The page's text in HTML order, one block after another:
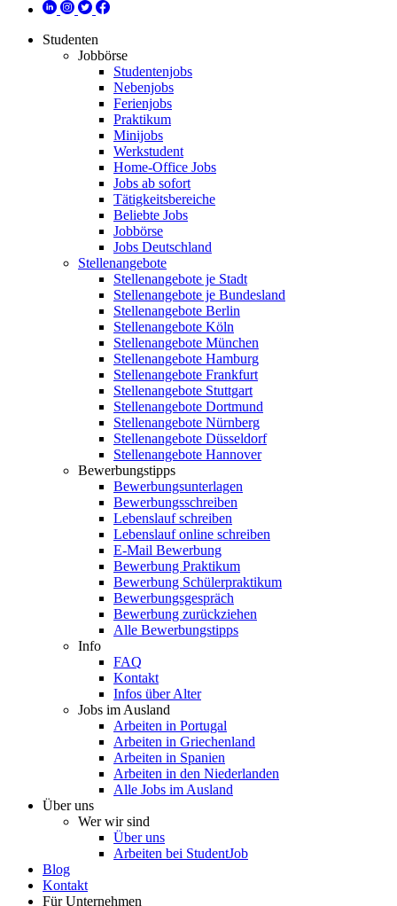
Studenten
Jobbörse
Studentenjobs
Nebenjobs
Ferienjobs
Praktikum
Minijobs
Werkstudent
Home-Office Jobs
Jobs ab sofort
Tätigkeitsbereiche
Beliebte Jobs
Jobbörse
Jobs Deutschland
Stellenangebote
Stellenangebote je Stadt
Stellenangebote je Bundesland
Stellenangebote Berlin
Stellenangebote Köln
Stellenangebote München
Stellenangebote Hamburg
Stellenangebote Frankfurt
Stellenangebote Stuttgart
Stellenangebote Dortmund
Stellenangebote Nürnberg
Stellenangebote Düsseldorf
Stellenangebote Hannover
Bewerbungstipps
Bewerbungsunterlagen
Bewerbungsschreiben
Lebenslauf schreiben
Lebenslauf online schreiben
E-Mail Bewerbung
Bewerbung Praktikum
Bewerbung Schülerpraktikum
Bewerbungsgespräch
Bewerbung zurückziehen
Alle Bewerbungstipps
Info
FAQ
Kontakt
Infos über Alter
Jobs im Ausland
Arbeiten in Portugal
Arbeiten in Griechenland
Arbeiten in Spanien
Arbeiten in den Niederlanden
Alle Jobs im Ausland
Über uns
Wer wir sind
Über uns
Arbeiten bei StudentJob
Blog
Kontakt
Für Unternehmen